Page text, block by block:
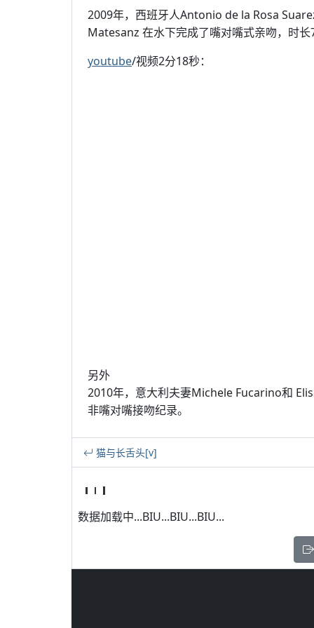
2009年，西班牙人Antonio de la Rosa
Matesanz 在水下完成了嘴对嘴式亲吻，时长
youtube/视频2分18秒：
另外
2010年，意大利夫妻Michele Fucarino和
非嘴对嘴接吻纪录。
猫与长舌头[v]
数据加载中...BIU...BIU...BIU...